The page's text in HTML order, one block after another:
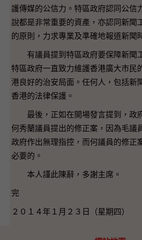
護傳媒的公信力。特區政府認同公信
說都是非常重要的資產，亦認同新聞
的原則，力求專業及準確地報道新聞
有議員提到特區政府要保障新聞
特區政府一直致力維護香港廣大市民
港良好的治安局面。任何人，包括新
香港的法律保護。
最後，正如在開場發言提到，政
何秀蘭議員提出的修正案，因為毛議
政府作出無理指控，而何議員的修正
必要的。
本人謹此陳辭，多謝主席。
完
２０１４年１月２３日（星期四）